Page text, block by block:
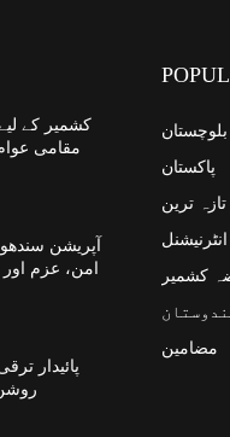
کشمیر کے
مقامی
آپریشن
امن، عزم
پائیدار
پاکستان
تازہ ترین
انٹرنیشنل
کشمیر
مضامین